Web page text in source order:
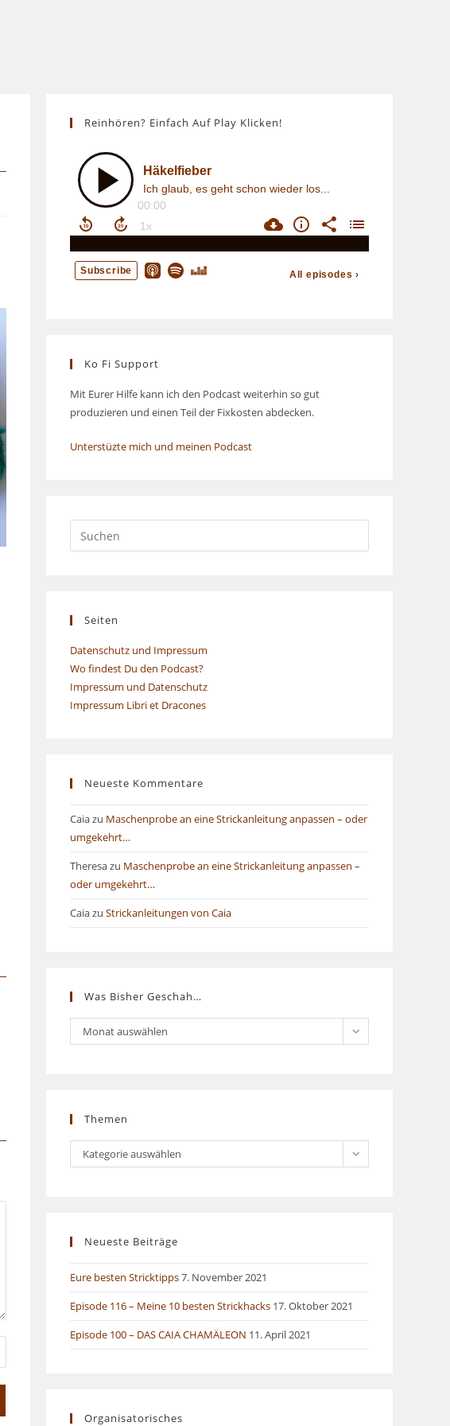
Reinhören? Einfach Auf Play Klicken!
Ko Fi Support
Mit Eurer Hilfe kann ich den Podcast weiterhin so gut
produzieren und einen Teil der Fixkosten abdecken.
Unterstüzte mich und meinen Podcast
Seiten
Datenschutz und Impressum
Wo findest Du den Podcast?
Impressum und Datenschutz
Impressum Libri et Dracones
Neueste Kommentare
Caiazu Maschenprobe an eine Strickanleitung anpassen – oder
umgekehrt…
Theresazu Maschenprobe an eine Strickanleitung anpassen –
oder umgekehrt…
Caiazu Strickanleitungen von Caia
Was Bisher Geschah…
Was
bisher
Monat auswählen
Themen
Themen
Kategorie auswählen
Neueste Beiträge
Eure besten Stricktipps7. November 2021
Episode 116 – Meine 10 besten Strickhacks 17. Oktober 2021
Episode 100 – DAS CAIA CHAMÄLEON 11. April 2021
Organisatorisches